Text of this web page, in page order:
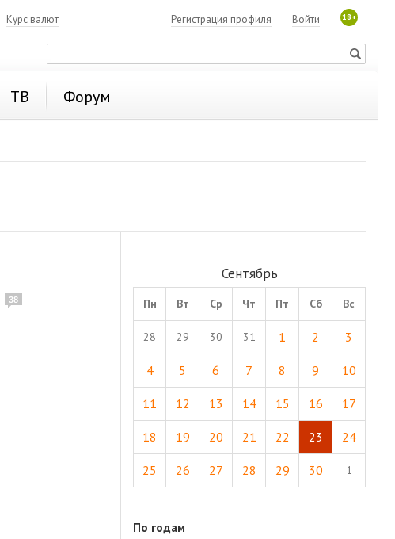
Курс валют 18+
Войти
Регистрация профиля
ТВ Форум
38
Сентябрь
Пн Вт Ср Чт Пт Сб Вс
28 29 30 31 1 2 3
4 5 6 7 8 9 10
11 12 13 14 15 16 17
18 19 20 21 22 23 24
25 26 27 28 29 30 1
По годам